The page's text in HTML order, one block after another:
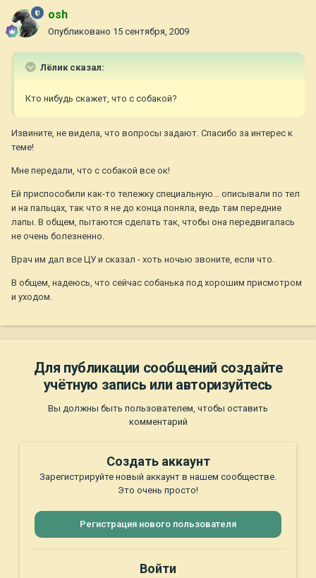
osh
Опубликовано 15 сентября, 2009
Лёлик сказал:
Кто нибудь скажет, что с собакой?
Извините, не видела, что вопросы задают. Спасибо за интерес к
теме!
Мне передали, что с собакой все ок!
Ей приспособили как-то тележку специальную... описывали по тел
и на пальцах, так что я не до конца поняла, ведь там передние
лапы. В общем, пытаются сделать так, чтобы она передвигалась
не очень болезненно.
Врач им дал все ЦУ и сказал - хоть ночью звоните, если что.
В общем, надеюсь, что сейчас собанька под хорошим присмотром
и уходом.
Для публикации сообщений создайте
учётную запись или авторизуйтесь
Вы должны быть пользователем, чтобы оставить
комментарий
Создать аккаунт
Зарегистрируйте новый аккаунт в нашем сообществе.
Это очень просто!
Регистрация нового пользователя
Войти